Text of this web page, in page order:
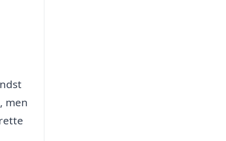
men